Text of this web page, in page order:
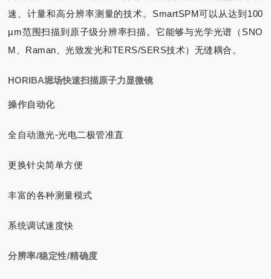
速、计量和高分辨率测量的技术。SmartSPM可以从达到100
µm范围扫描到原子级分辨率扫描。它能够与光学光谱（SNO
M、Raman、光致发光和TERS/SERS技术）无缝耦合。
HORIBA堀场快速扫描原子力显微镜
操作自动化
全自动激光-光电二极管准直
更换针尖简单方便
丰富的各种测量模式
系统调试速度快
分辨率/稳定性/精确度